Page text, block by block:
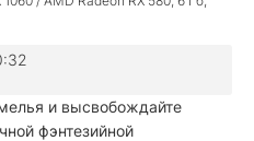
и высвобождайте
фэнтезийной